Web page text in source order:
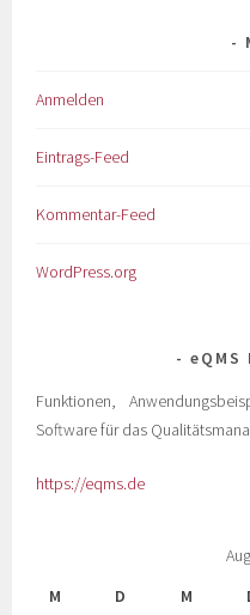
Anmelden
Eintrags-Feed
Kommentar-Feed
WordPress.org
eQMS
Funktionen,
Software für das
https://eqms.de
M
D M